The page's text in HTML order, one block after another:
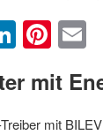
LinkedIn
mit
mit